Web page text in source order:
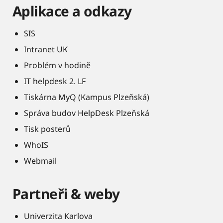
Aplikace a odkazy
SIS
Intranet UK
Problém v hodině
IT helpdesk 2. LF
Tiskárna MyQ (Kampus Plzeňská)
Správa budov HelpDesk Plzeňská
Tisk posterů
WhoIS
Webmail
Partneři & weby
Univerzita Karlova